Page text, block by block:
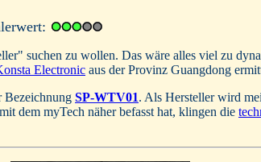
suchen zu wollen. Das wäre alles viel zu
Electronic aus der Provinz Guangdong
Bezeichnung SP-WTV01. Als Hersteller wird
dem myTech näher befasst hat, klingen die